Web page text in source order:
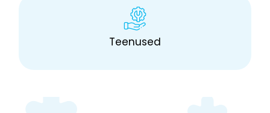
Teenused